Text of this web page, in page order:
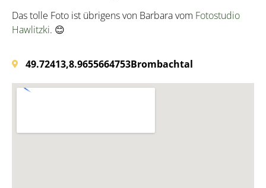
Das tolle Foto ist übrigens von Barbara vom Fotostudio
Hawlitzki. 😊
49.72413,8.9655664753Brombachtal